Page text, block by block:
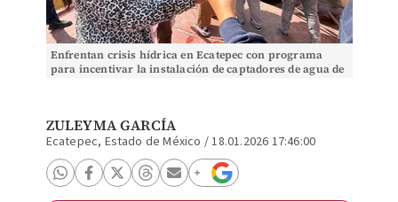
Enfrentan crisis hídrica en Ecatepec con programa
para incentivar la instalación de captadores de agua de
ZULEYMA GARCÍA
Ecatepec, Estado de México /18.01.2026 17:46:00